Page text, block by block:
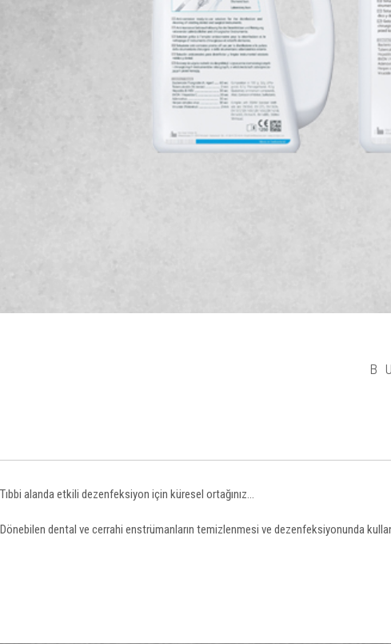
Tıbbi alanda etkili dezenfeksiyon için küresel ortağınız...
Dönebilen dental ve cerrahi enstrümanların temizlenmesi ve dezenfeksiyonunda